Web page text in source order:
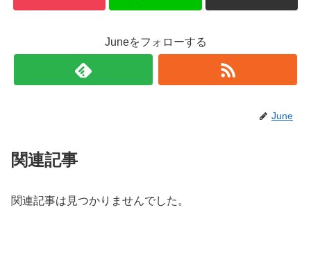
Juneをフォローする
June
関連記事
関連記事は見つかりませんでした。